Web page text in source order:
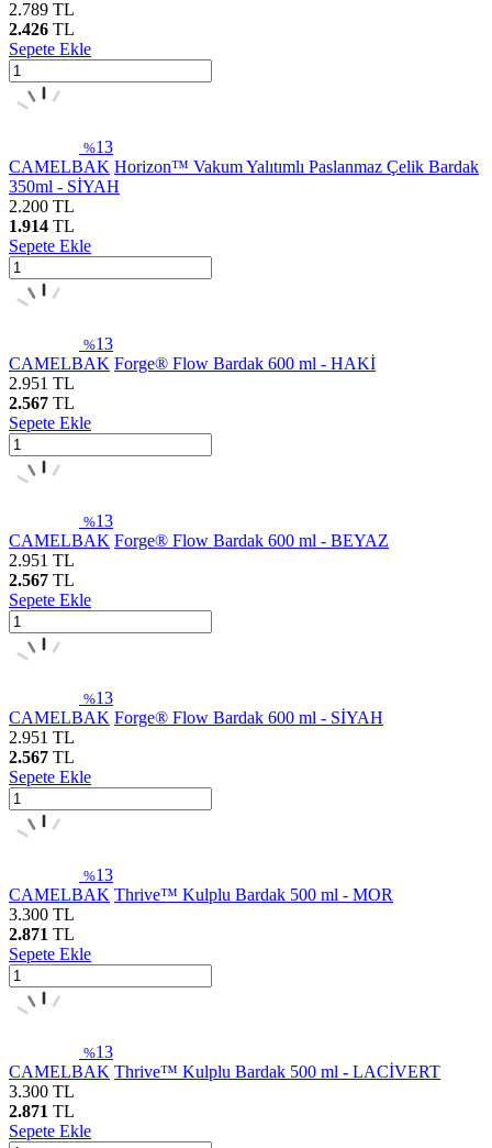
2.789 TL
2.426 TL
Sepete Ekle
%13
CAMELBAK Horizon™ Vakum Yalıtımlı Paslanmaz Çelik Bardak
350ml - SİYAH
2.200 TL
1.914 TL
Sepete Ekle
%13
CAMELBAK Forge® Flow Bardak 600 ml - HAKİ
2.951 TL
2.567 TL
Sepete Ekle
%13
CAMELBAK Forge® Flow Bardak 600 ml - BEYAZ
2.951 TL
2.567 TL
Sepete Ekle
%13
CAMELBAK Forge® Flow Bardak 600 ml - SİYAH
2.951 TL
2.567 TL
Sepete Ekle
%13
CAMELBAK Thrive™ Kulplu Bardak 500 ml - MOR
3.300 TL
2.871 TL
Sepete Ekle
%13
CAMELBAK Thrive™ Kulplu Bardak 500 ml - LACİVERT
3.300 TL
2.871 TL
Sepete Ekle